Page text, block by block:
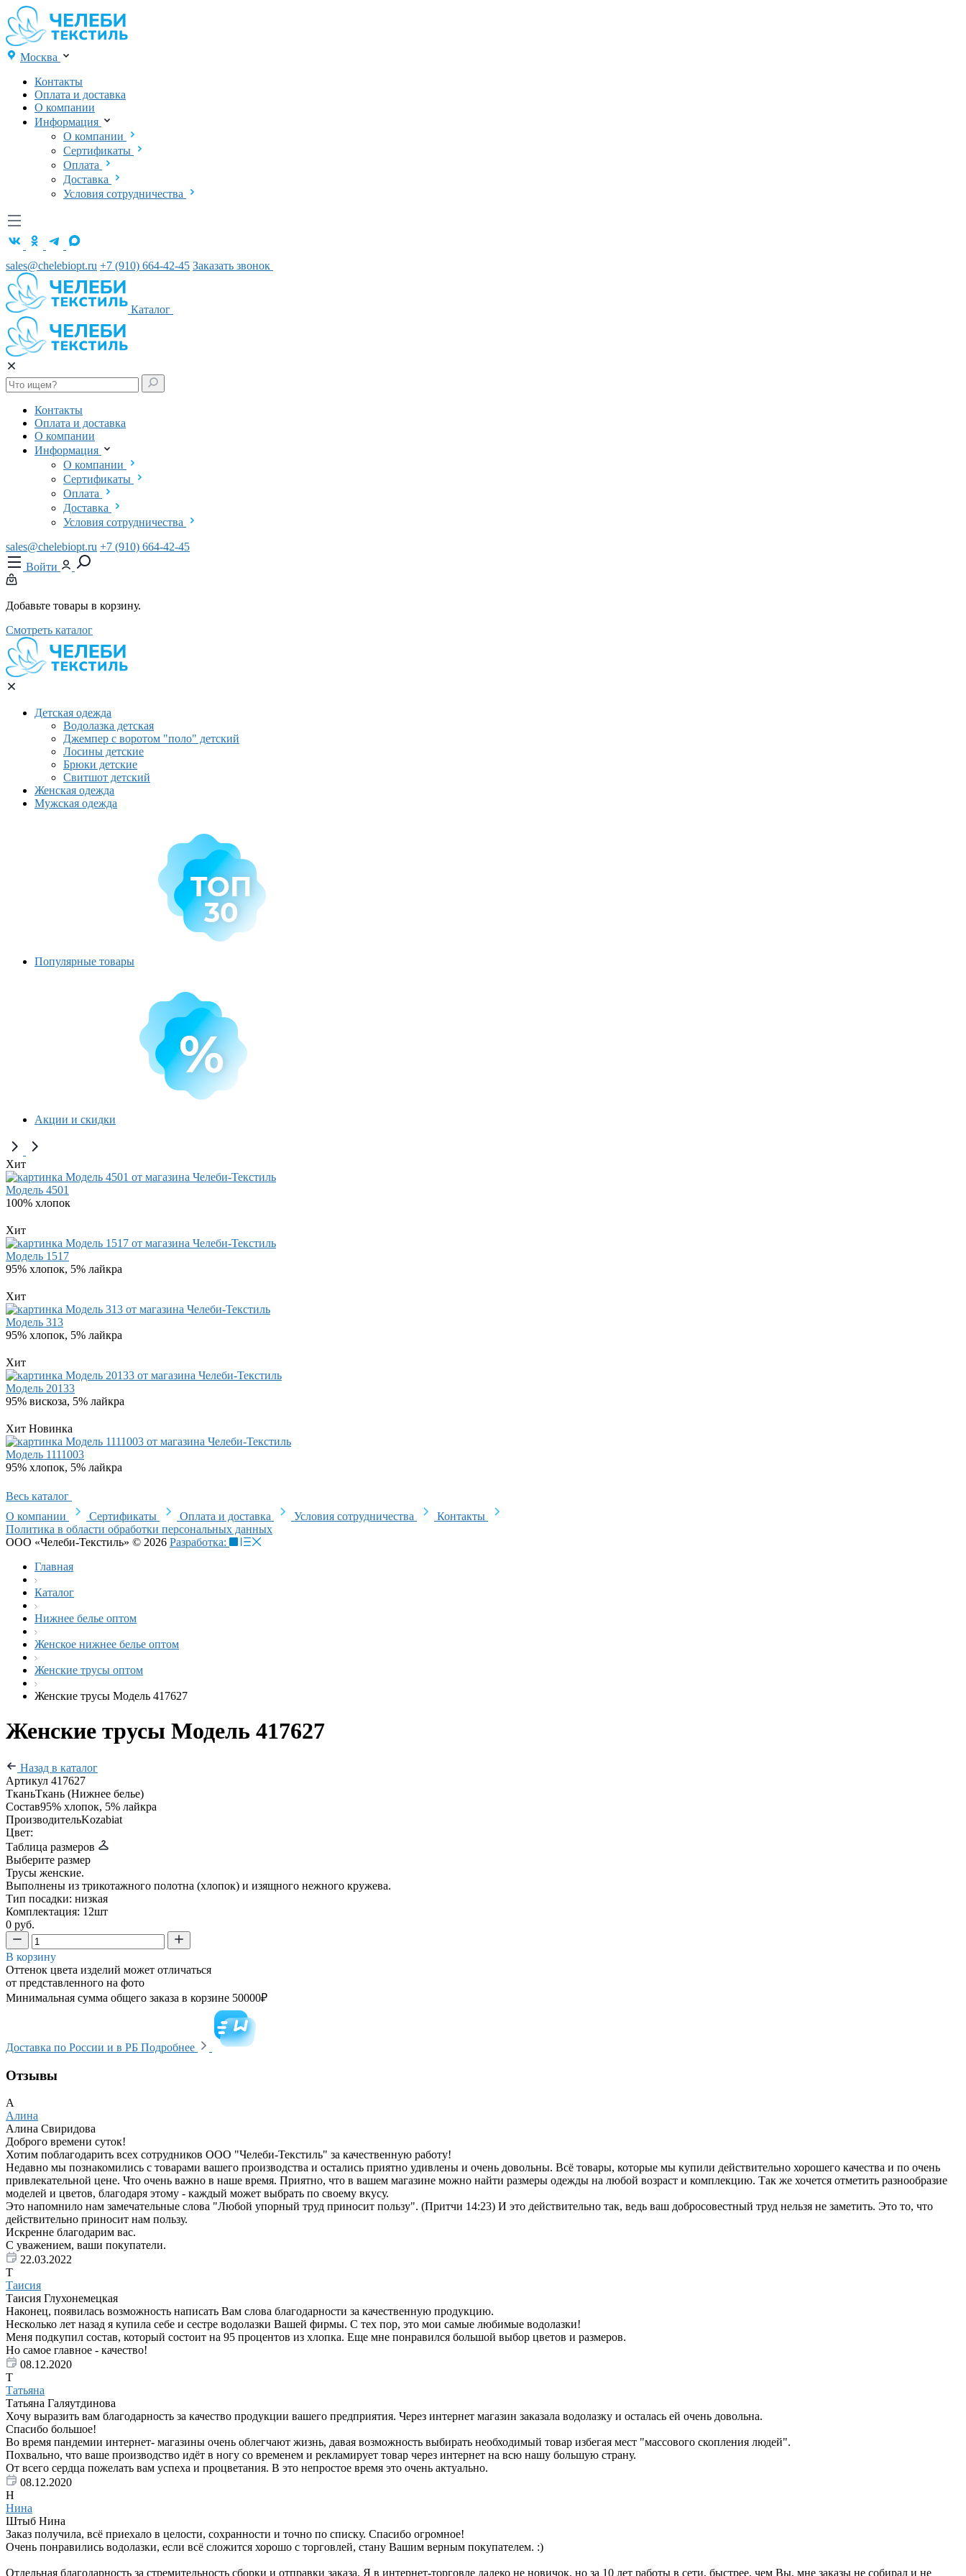
Москва
Контакты
Оплата и доставка
О компании
Информация
О компании
Сертификаты
Оплата
Доставка
Условия сотрудничества
sales@chelebiopt.ru +7 (910) 664-42-45 Заказать звонок
Каталог
Контакты
Оплата и доставка
О компании
Информация
О компании
Сертификаты
Оплата
Доставка
Условия сотрудничества
sales@chelebiopt.ru +7 (910) 664-42-45
Войти
Добавьте товары в корзину.
Смотреть каталог
Детская одежда
Водолазка детская
Джемпер с воротом "поло" детский
Лосины детские
Брюки детские
Свитшот детский
Женская одежда
Мужская одежда
Популярные товары
Акции и скидки
Хит
Модель 4501
100% хлопок
Хит
Модель 1517
95% хлопок, 5% лайкра
Хит
Модель 313
95% хлопок, 5% лайкра
Хит
Модель 20133
95% вискоза, 5% лайкра
Хит Новинка
Модель 1111003
95% хлопок, 5% лайкра
Весь каталог
О компании
Сертификаты Оплата и доставка Условия сотрудничества
Контакты
Политика в области обработки персональных данных
ООО «Челеби-Текстиль» © 2026 Разработка:
Главная
Каталог
Нижнее белье оптом
Женское нижнее белье оптом
Женские трусы оптом
Женские трусы Модель 417627
Женские трусы Модель 417627
Назад в каталог
Артикул 417627
ТканьТкань (Нижнее белье)
Состав95% хлопок, 5% лайкра
ПроизводительKozabiat
Цвет:
Таблица размеров
Выберите размер
Трусы женские.
Выполнены из трикотажного полотна (хлопок) и изящного нежного кружева.
Тип посадки: низкая
Комплектация: 12шт
0 руб.
В корзину
Оттенок цвета изделий может отличаться
от представленного на фото
Минимальная сумма общего заказа в корзине 50000₽
Доставка по России и в РБ Подробнее
Отзывы
А
Алина
Алина Свиридова
Доброго времени суток!
Хотим поблагодарить всех сотрудников ООО "Челеби-Текстиль" за качественную работу!
Недавно мы познакомились с товарами вашего производства и остались приятно удивлены и очень довольны. Всё товары, которые мы купили действительно хорошего качества и по очень
привлекательной цене. Что очень важно в наше время. Приятно, что в вашем магазине можно найти размеры одежды на любой возраст и комплекцию. Так же хочется отметить разнообразие
моделей и цветов, благодаря этому - каждый может выбрать по своему вкусу.
Это напомнило нам замечательные слова "Любой упорный труд приносит пользу". (Притчи 14:23) И это действительно так, ведь ваш добросовестный труд нельзя не заметить. Это то, что
действительно приносит нам пользу.
Искренне благодарим вас.
С уважением, ваши покупатели.
22.03.2022
Т
Таисия
Таисия Глухонемецкая
Наконец, появилась возможность написать Вам слова благодарности за качественную продукцию.
Несколько лет назад я купила себе и сестре водолазки Вашей фирмы. С тех пор, это мои самые любимые водолазки!
Меня подкупил состав, который состоит на 95 процентов из хлопка. Еще мне понравился большой выбор цветов и размеров.
Но самое главное - качество!
08.12.2020
Т
Татьяна
Татьяна Галяутдинова
Хочу выразить вам благодарность за качество продукции вашего предприятия. Через интернет магазин заказала водолазку и осталась ей очень довольна.
Спасибо большое!
Во время пандемии интернет- магазины очень облегчают жизнь, давая возможность выбирать необходимый товар избегая мест "массового скопления людей".
Похвально, что ваше производство идёт в ногу со временем и рекламирует товар через интернет на всю нашу большую страну.
От всего сердца пожелать вам успеха и процветания. В это непростое время это очень актуально.
08.12.2020
Н
Нина
Штыб Нина
Заказ получила, всё приехало в целости, сохранности и точно по списку. Спасибо огромное!
Очень понравились водолазки, если всё сложится хорошо с торговлей, стану Вашим верным покупателем. :)
Отдельная благодарность за стремительность сборки и отправки заказа. Я в интернет-торговле далеко не новичок, но за 10 лет работы в сети, быстрее, чем Вы, мне заказы не собирал и не